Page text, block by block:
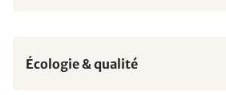
Écologie & qualité